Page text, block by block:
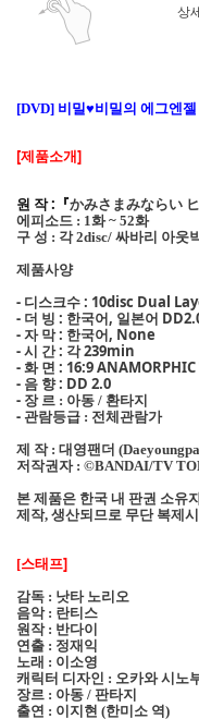
상
[DVD] 비밀♥비밀의 에그엔
[제품소개]
원 작 :『かみさまみならい
에피소드 : 1화~ 52화
구 성 : 각 2disc/ 싸바리 아웃
제품사양
- 디스크수 : 10disc Dual
- 더 빙 : 한국어, 일본어
- 자 막 : 한국어, None
- 시 간 : 각 239min
- 화 면 : 16:9 ANAMORPHIC
- 음 향 : DD 2.0
- 장 르 : 아동 / 환타지
- 관람등급 : 전체관람가
제 작 : 대영팬더
저작권자 : ©BANDAI/TV
본 제품은 한국 내 판권 소유
제작, 생산되므로 무단 복제
[스태프]
감독 : 낫타 노리오
음악 : 란티스
원작 : 반다이
연출 : 정재익
노래 : 이소영
캐릭터 디자인 : 오카와 시노
장르 : 아동 / 판타지
출연 : 이지현 (한미소 역)